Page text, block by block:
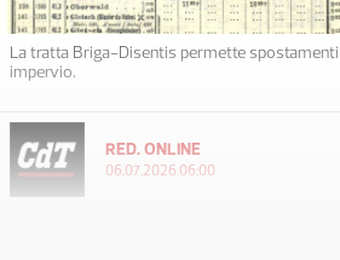
La tratta Briga-Disentis permette
impervio.
RED. ONLINE
06.07.2026 06:00